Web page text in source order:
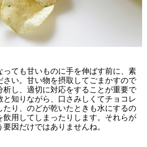
っても甘いものに手を伸ばす前に、素
さい。甘い物を摂取してごまかすので
析し、適切に対応をすることが重要で
知りながら、口さみしくてチョコレ
たり、のどが乾いたときも水にするの
飲用してしまったりします。それらが
因だけではありませんね。